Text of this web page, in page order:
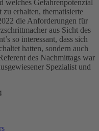
welches Gefahrenpotenzial
erhalten, thematisierte
die Anforderungen für
aus Sicht des
so interessant, dass sich
hatten, sondern auch
des Nachmittags war
Spezialist und